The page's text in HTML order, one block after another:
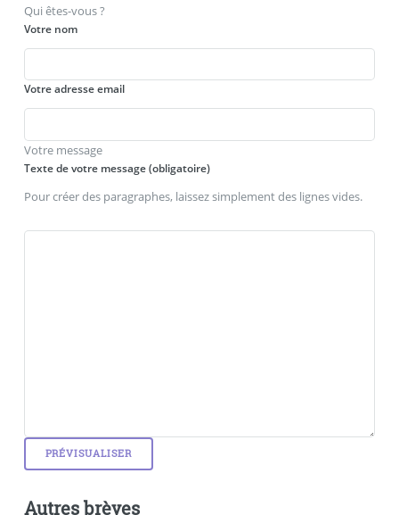
Qui êtes-vous ?
Votre nom
Votre adresse email
Votre message
Texte de votre message (obligatoire)
Pour créer des paragraphes, laissez simplement des lignes vides.
Autres brèves